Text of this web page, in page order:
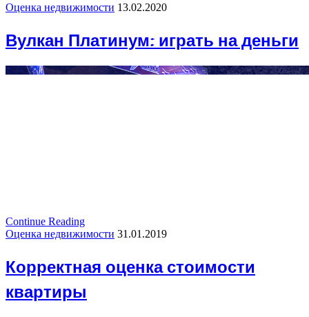
Оценка недвижимости 13.02.2020
Вулкан Платинум: играть на деньги
Continue Reading
Оценка недвижимости 31.01.2019
Корректная оценка стоимости
квартиры